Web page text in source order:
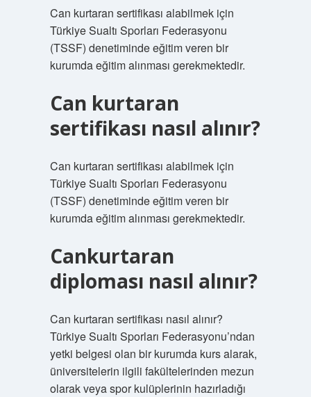
Can kurtaran sertifikası alabilmek için
Türkiye Sualtı Sporları Federasyonu
(TSSF) denetiminde eğitim veren bir
kurumda eğitim alınması gerekmektedir.
Can kurtaran
sertifikası nasıl alınır?
Can kurtaran sertifikası alabilmek için
Türkiye Sualtı Sporları Federasyonu
(TSSF) denetiminde eğitim veren bir
kurumda eğitim alınması gerekmektedir.
Cankurtaran
diploması nasıl alınır?
Can kurtaran sertifikası nasıl alınır?
Türkiye Sualtı Sporları Federasyonu’ndan
yetki belgesi olan bir kurumda kurs alarak,
üniversitelerin ilgili fakültelerinden mezun
olarak veya spor kulüplerinin hazırladığı